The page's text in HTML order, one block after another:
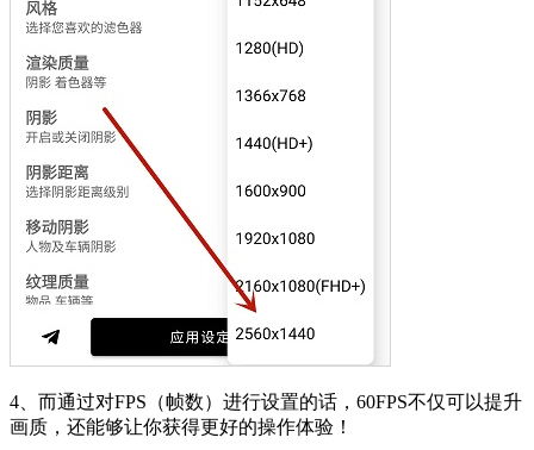
4、而通过对FPS（帧数）进行设置的话，60FPS不仅可以提升
画质，还能够让你获得更好的操作体验！